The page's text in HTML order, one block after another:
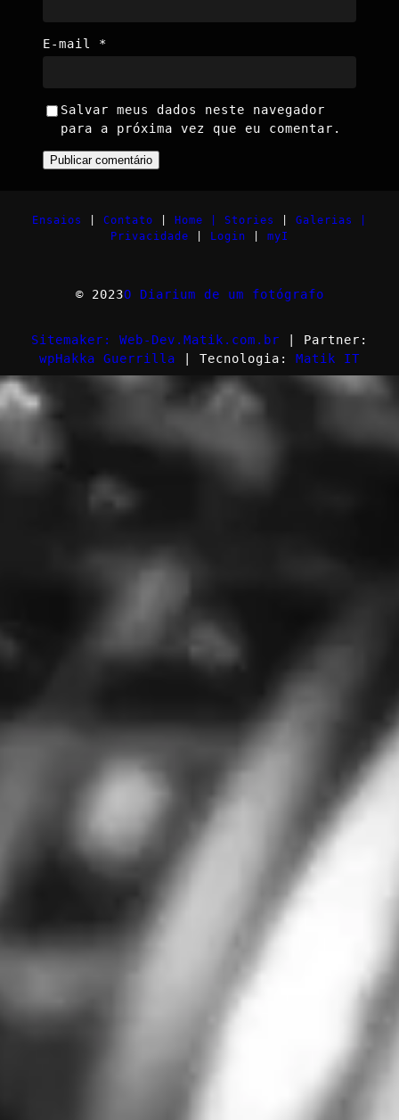
E-mail *
Salvar meus dados neste navegador
para a próxima vez que eu comentar.
Ensaios Contato Home | Stories
Galerias |
Privacidade
Login myI
© 2023O Diarium de um fotógrafo
Sitemaker: Web-Dev.Matik.com.br | Partner:
wpHakka Guerrilla | Tecnologia: Matik IT